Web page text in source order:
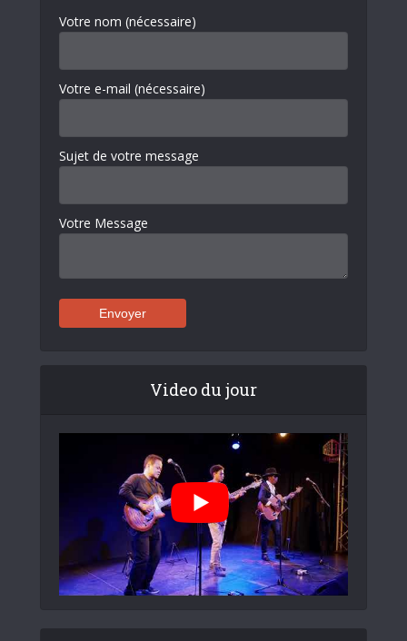
Votre nom (nécessaire)
Votre e-mail (nécessaire)
Sujet de votre message
Votre Message
Video du jour